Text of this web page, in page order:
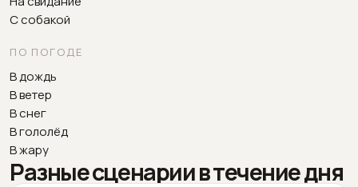
С собакой
ПО ПОГОДЕ
В дождь
В ветер
В снег
В гололёд
В жару
Разные сценарии в течение дня